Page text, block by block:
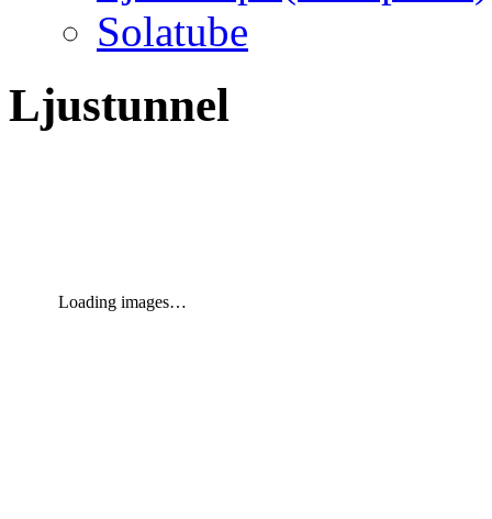
Solatube
Ljustunnel
Loading images…